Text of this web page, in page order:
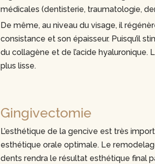
médicales (dentisterie, traumatologie,
De même, au niveau du visage, il
consistance et son épaisseur. Puisqu’il
du collagène et de l’acide hyaluronique.
plus lisse.
Gingivectomie
L’esthétique de la gencive est très
esthétique orale optimale. Le
dents rendra le résultat esthétique final